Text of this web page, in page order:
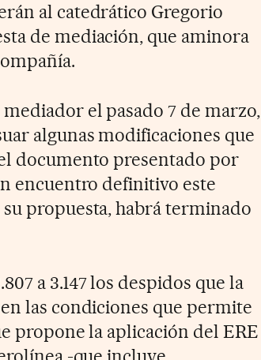
al catedrático Gregorio
de mediación, que aminora
el pasado 7 de marzo,
algunas modificaciones que
documento presentado por
encuentro definitivo este
propuesta, habrá terminado
a 3.147 los despidos que la
las condiciones que permite
propone la aplicación del ERE